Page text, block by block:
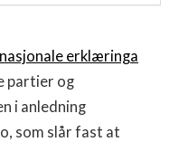
erklæringa
partier og
i anledning
som slår fast at